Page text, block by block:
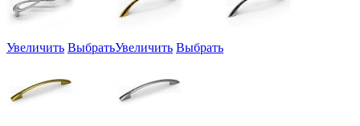
Увеличить ВыбратьУвеличить Выбрать